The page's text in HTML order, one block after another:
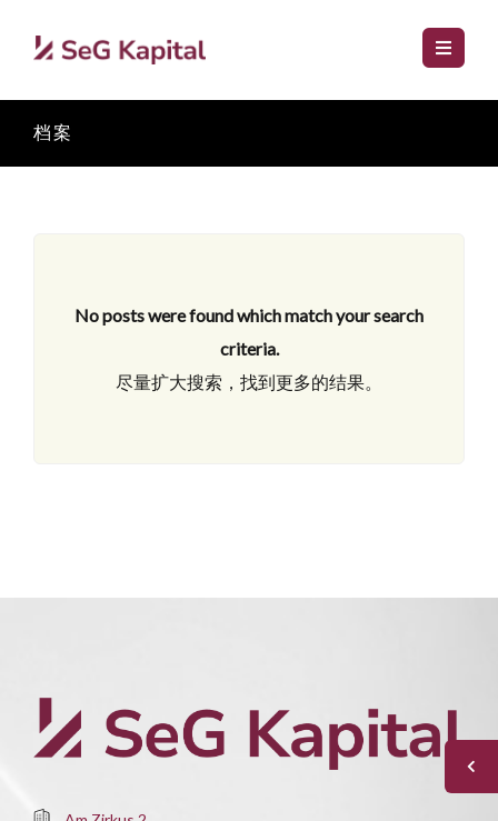
档案
No posts were found which match your search
criteria.
尽量扩大搜索，找到更多的结果。